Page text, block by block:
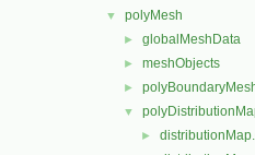
▼ polyMesh
► globalMeshData
► meshObjects
►
▼
►